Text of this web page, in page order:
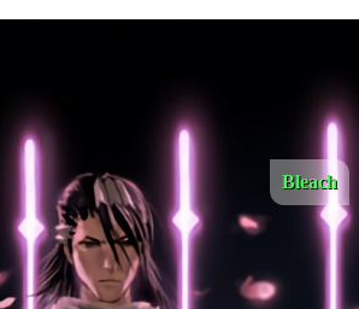
Bleach